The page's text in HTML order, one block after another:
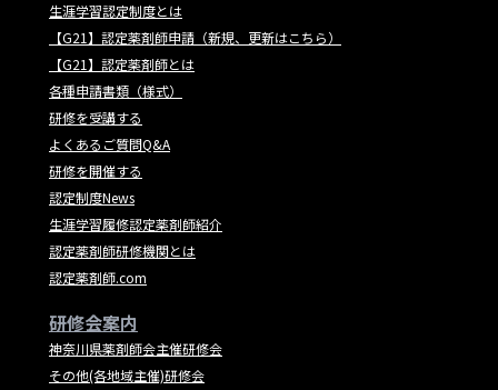
生涯学習認定制度とは
【G21】認定薬剤師申請（新規、更新はこちら）
【G21】認定薬剤師とは
各種申請書類（様式）
研修を受講する
よくあるご質問Q&A
研修を開催する
認定制度News
生涯学習履修認定薬剤師紹介
認定薬剤師研修機関とは
認定薬剤師.com
研修会案内
神奈川県薬剤師会主催研修会
その他(各地域主催)研修会